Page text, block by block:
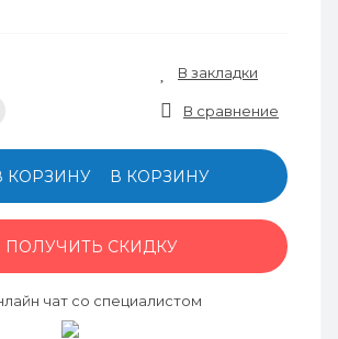
В закладки
В сравнение
В КОРЗИНУ
ПОЛУЧИТЬ СКИДКУ
чат со специалистом